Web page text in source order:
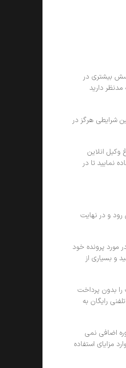
بیشتری در
دارید
شرایطی هرگز در
وکیل انلاین
نمایید تا در
رود و در نهایت
مورد پرونده خود
و بسیاری از
را بدون پرداخت
رایگان به
اضافی نمی
مزایای استفاده